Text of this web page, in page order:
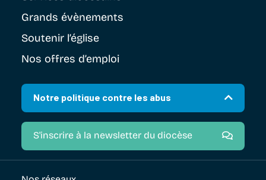
Grands évènements
Soutenir l’église
Nos offres d’emploi
Notre politique contre les abus
S'inscrire à la newsletter du diocèse